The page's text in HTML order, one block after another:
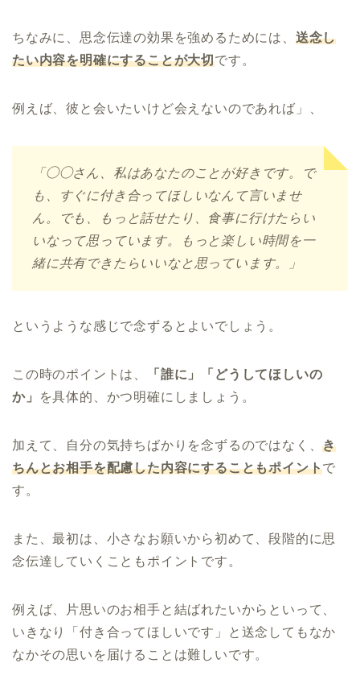
ちなみに、思念伝達の効果を強めるためには、 送念し
たい内容を明確にすることが大切です。
例えば、彼と会いたいけど会えないのであれば」、
「◯◯さん、私はあなたのことが好きです。で
も、すぐに付き合ってほしいなんて言いませ
ん。でも、もっと話せたり、食事に行けたらい
いなって思っています。もっと楽しい時間を一
緒に共有できたらいいなと思っています。」
というような感じで念ずるとよいでしょう。
この時のポイントは、
「誰に」「どうしてほしいの
か」
を具体的、かつ明確にしましょう。
加えて、自分の気持ちばかりを念ずるのではなく、き
ちんとお相手を配慮した内容にすることもポイントで
す。
また、最初は、小さなお願いから初めて、段階的に思
念伝達していくこともポイントです。
例えば、片思いのお相手と結ばれたいからといって、
いきなり「付き合ってほしいです」と送念してもなか
なかその思いを届けることは難しいです。